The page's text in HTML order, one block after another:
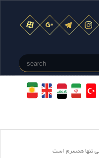
تنها همسرم است